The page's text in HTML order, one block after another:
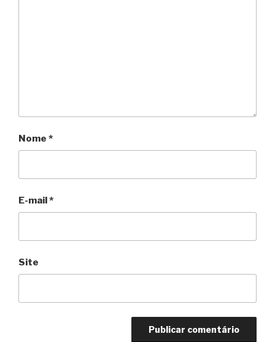
Nome *
E-mail*
Site